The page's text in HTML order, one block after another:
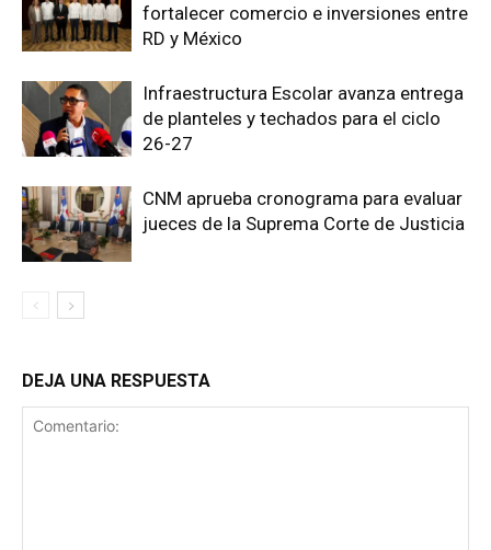
fortalecer comercio e inversiones entre
RD y México
Infraestructura Escolar avanza entrega
de planteles y techados para el ciclo
26-27
CNM aprueba cronograma para evaluar
jueces de la Suprema Corte de Justicia
DEJA UNA RESPUESTA